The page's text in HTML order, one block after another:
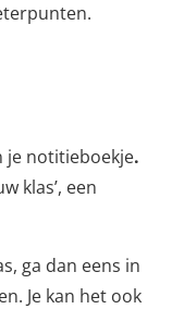
je notitieboekje.
klas’, een
ga dan eens in
Je kan het ook